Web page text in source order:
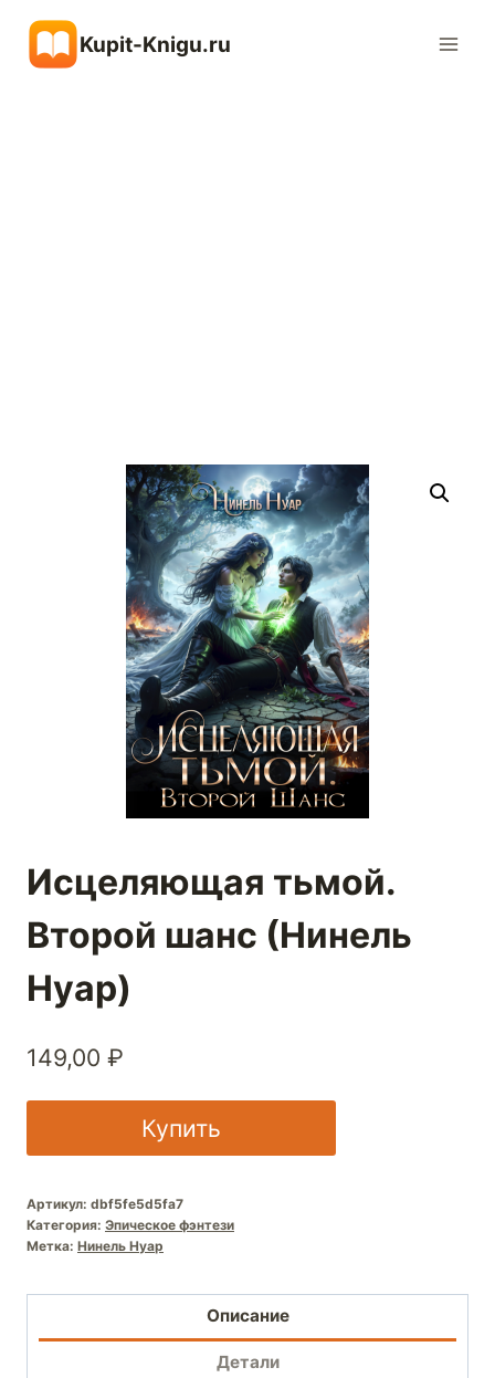
содержимому
Kupit-Knigu.ru
Исцеляющая тьмой.
Второй шанс (Нинель
Нуар)
149,00 ₽
Купить
Артикул: dbf5fe5d5fa7
Категория: Эпическое фэнтези
Метка: Нинель Нуар
Описание
Детали